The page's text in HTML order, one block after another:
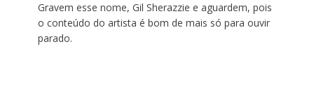
Gravem esse nome, Gil Sherazzie e aguardem, pois
o conteúdo do artista é bom de mais só para ouvir
parado.